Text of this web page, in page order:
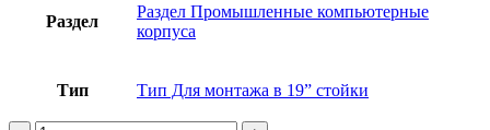
Раздел
Раздел Промышленные компьютерные
корпуса
Тип Тип Для монтажа в 19” стойки